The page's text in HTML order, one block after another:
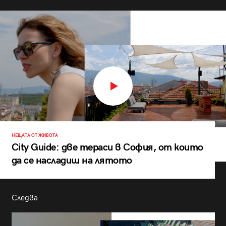
НЕЩАТА ОТ ЖИВОТА
City Guide: две тераси в София, от които
да се насладиш на лятото
Следва